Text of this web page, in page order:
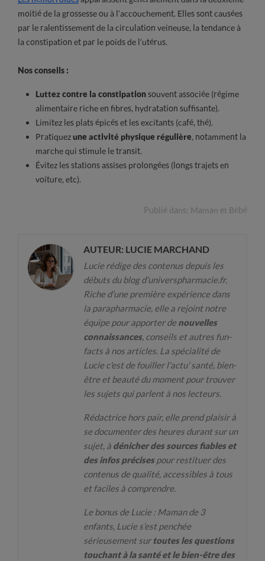
moitié de la grossesse ou à l’accouchement. Elles sont causées
par le ralentissement de la circulation veineuse, la tendance à
la constipation et par le poids de l’utérus.
Nos conseils :
Luttez contre la constipationsouvent associée (régime
alimentaire riche en fibres, hydratation suffisante).
Limitez les plats épicés et les excitants (café, thé).
Pratiquezune activité physique régulière, notamment la
marche qui stimule le transit.
Évitez les stations assises prolongées (longs trajets en
voiture, etc).
Publié dans: Maman et Bébé
AUTEUR: LUCIE MARCHAND
Lucie rédige des contenus depuis les
débuts du blog d’universpharmacie.fr.
Riche d’une première expérience dans
la parapharmacie, elle a rejoint notre
équipe pour apporter denouvelles
connaissances, conseils et autres fun-
facts à nos articles. La spécialité de
Lucie c'est de fouiller l'actu' santé, bien-
être et beauté du moment pour trouver
les sujets qui parlent à nos lecteurs.
Rédactrice hors pair, elle prend plaisir à
se documenter des heures durant sur un
sujet, à dénicher des sources fiables et
des infos précisespour restituer des
contenus de qualité, accessibles à tous
et faciles à comprendre.
Le bonus de Lucie : Maman de 3
enfants, Lucie s’est penchée
sérieusement sur toutes les questions
touchant à la santé et le bien-être des